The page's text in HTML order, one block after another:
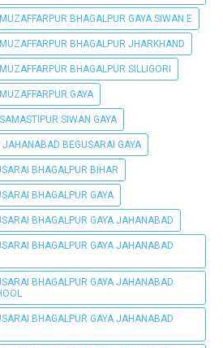
BHAGALPUR GAYA SIWAN E
BHAGALPUR JHARKHAND
BHAGALPUR SILLIGORI
GAYA
SIWAN GAYA
BEGUSARAI GAYA
BHAGALPUR BIHAR
BHAGALPUR GAYA
BHAGALPUR GAYA JAHANABAD
BHAGALPUR GAYA JAHANABAD
BHAGALPUR GAYA JAHANABAD
BHAGALPUR GAYA JAHANABAD